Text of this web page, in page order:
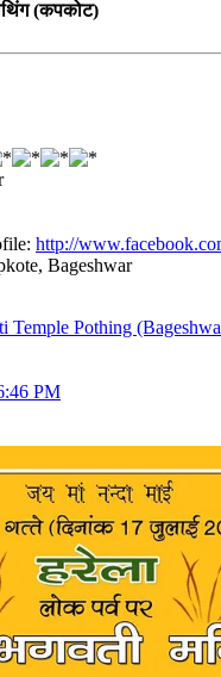
(कपकोट)
http://
Bageshwar
Temple Pothing
PM